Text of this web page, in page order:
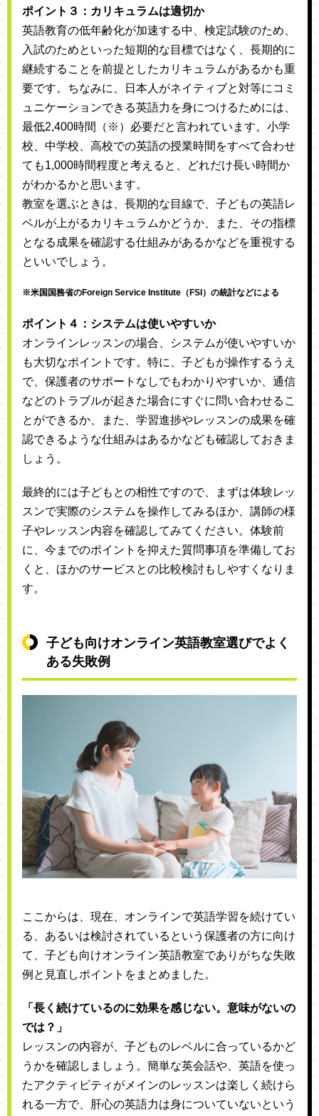
ポイント３：カリキュラムは適切か
英語教育の低年齢化が加速する中、検定試験のため、
入試のためといった短期的な目標ではなく、長期的に
継続することを前提としたカリキュラムがあるかも重
要です。ちなみに、日本人がネイティブと対等にコミ
ュニケーションできる英語力を身につけるためには、
最低2,400時間（※）必要だと言われています。小学
校、中学校、高校での英語の授業時間をすべて合わせ
ても1,000時間程度と考えると、どれだけ長い時間か
がわかるかと思います。
教室を選ぶときは、長期的な目線で、子どもの英語レ
ベルが上がるカリキュラムかどうか、また、その指標
となる成果を確認する仕組みがあるかなどを重視する
といいでしょう。
※米国国務省のForeign Service Institute（FSI）の統計などによる
ポイント４：システムは使いやすいか
オンラインレッスンの場合、システムが使いやすいか
も大切なポイントです。特に、子どもが操作するうえ
で、保護者のサポートなしでもわかりやすいか、通信
などのトラブルが起きた場合にすぐに問い合わせるこ
とができるか、また、学習進捗やレッスンの成果を確
認できるような仕組みはあるかなども確認しておきま
しょう。
最終的には子どもとの相性ですので、まずは体験レッ
スンで実際のシステムを操作してみるほか、講師の様
子やレッスン内容を確認してみてください。体験前
に、今までのポイントを抑えた質問事項を準備してお
くと、ほかのサービスとの比較検討もしやすくなりま
す。
子ども向けオンライン英語教室選びでよく
ある失敗例
ここからは、現在、オンラインで英語学習を続けてい
る、あるいは検討されているという保護者の方に向け
て、子ども向けオンライン英語教室でありがちな失敗
例と見直しポイントをまとめました。
「長く続けているのに効果を感じない。意味がないの
では？」
レッスンの内容が、子どものレベルに合っているかど
うかを確認しましょう。簡単な英会話や、英語を使っ
たアクティビティがメインのレッスンは楽しく続けら
れる一方で、肝心の英語力は身についていないという